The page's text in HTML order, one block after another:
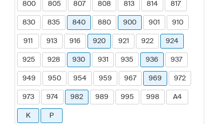
800 805 807 808 813 814 817
830 835 840 880 900 901 910
911 913 916 920 921 922 924
925 928 930 931 935 936 937
949 950 954 959 967 969 972
973 974 982 989 995 998 A4
K P